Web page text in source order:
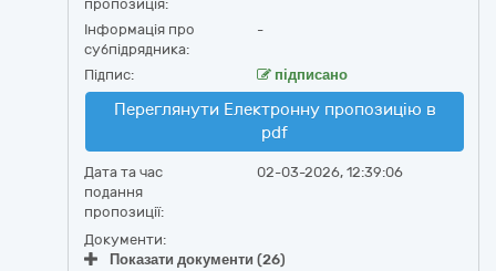
пропозиція:
Інформація про
субпідрядника:
-
Підпис: підписано
Переглянути Електронну пропозицію в
pdf
Дата та час
подання
пропозиції:
02-03-2026, 12:39:06
Документи:
Показати документи (26)